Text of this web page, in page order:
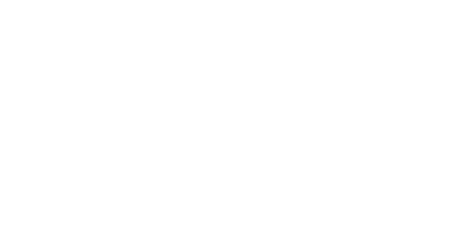
fine descrittivo e possono variare senza obbligo di preavviso, quindi riferirsi sempre ai siti web dei rispettivi